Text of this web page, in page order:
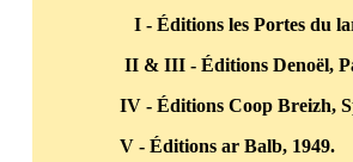
I - Éditions les Portes du
II & III - Éditions Denoël,
IV - Éditions Coop Breizh,
V - Éditions ar Balb, 1949.